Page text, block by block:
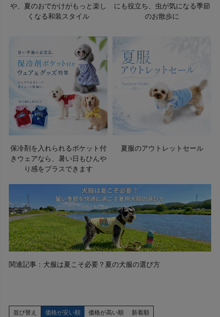
や、夏のおでかけがもっと楽し
くなる和装スタイル
にも役立ち、虫が気になる季節
のお散歩に
保冷剤を入れられるポケット付
きウェアなら、暑い日もひんや
り感をプラスできます
夏服のアウトレットセール
関連記事：犬服は夏こそ必要？夏の犬服の選び方
並び替え 価格が安い順 価格が高い順 新着順